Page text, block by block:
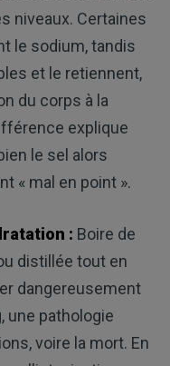
niveaux. Certaines
le sodium, tandis
et le retiennent,
du corps à la
explique
le sel alors
« mal en point ».
: Boire de
distillée tout en
dangereusement
une pathologie
voire la mort. En